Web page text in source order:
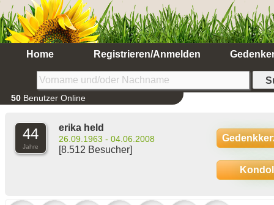
Home Registrieren/Anmelden
50 Benutzer Online
44
Jahre
erika held
26.09.1963 - 04.06.2008
[8.512 Besucher]